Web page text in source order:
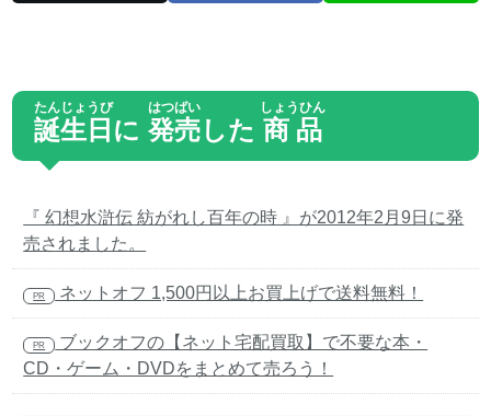
誕生日
たんじょうび
に発売
はつばい
した商品
しょうひん
『 幻想水滸伝 紡がれし百年の時 』が2012年2月9日に発
売されました。
PR ネットオフ 1,500円以上お買上げで送料無料！
PR
ブックオフの【ネット宅配買取】で不要な本・
CD・ゲーム・DVDをまとめて売ろう！